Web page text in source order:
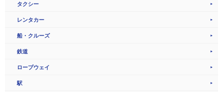
タクシー
レンタカー
船・クルーズ
鉄道
ロープウェイ
駅